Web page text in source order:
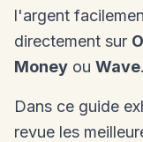
l'argent
directement sur
Money ou Wave.
Dans ce guide
revue les